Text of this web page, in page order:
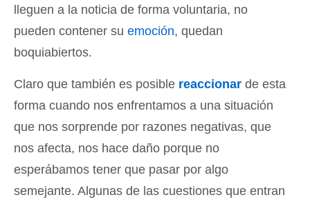
lleguen a la noticia de forma voluntaria, no
pueden contener su emoción, quedan
boquiabiertos.
Claro que también es posible reaccionar de esta
forma cuando nos enfrentamos a una situación
que nos sorprende por razones negativas, que
nos afecta, nos hace daño porque no
esperábamos tener que pasar por algo
semejante. Algunas de las cuestiones que entran